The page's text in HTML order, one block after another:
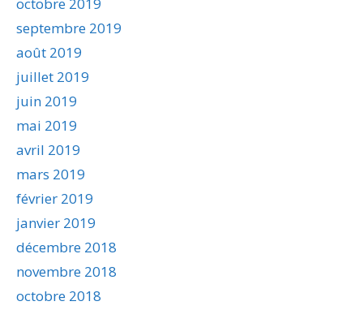
septembre 2019
août 2019
juillet 2019
juin 2019
mai 2019
avril 2019
mars 2019
février 2019
janvier 2019
décembre 2018
novembre 2018
octobre 2018